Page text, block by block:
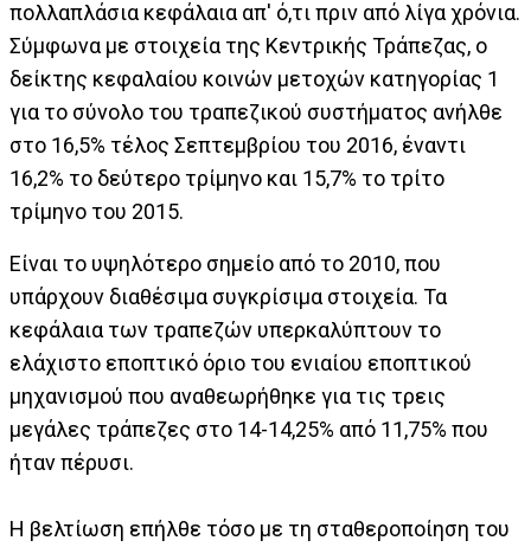
πολλαπλάσια κεφάλαια απ' ό,τι πριν από λίγα χρόνια.
Σύμφωνα με στοιχεία της Κεντρικής Τράπεζας, ο
δείκτης κεφαλαίου κοινών μετοχών κατηγορίας 1
για το σύνολο του τραπεζικού συστήματος ανήλθε
στο 16,5% τέλος Σεπτεμβρίου του 2016, έναντι
16,2% το δεύτερο τρίμηνο και 15,7% το τρίτο
τρίμηνο του 2015.
Είναι το υψηλότερο σημείο από το 2010, που
υπάρχουν διαθέσιμα συγκρίσιμα στοιχεία. Τα
κεφάλαια των τραπεζών υπερκαλύπτουν το
ελάχιστο εποπτικό όριο του ενιαίου εποπτικού
μηχανισμού που αναθεωρήθηκε για τις τρεις
μεγάλες τράπεζες στο 14-14,25% από 11,75% που
ήταν πέρυσι.
Η βελτίωση επήλθε τόσο με τη σταθεροποίηση του